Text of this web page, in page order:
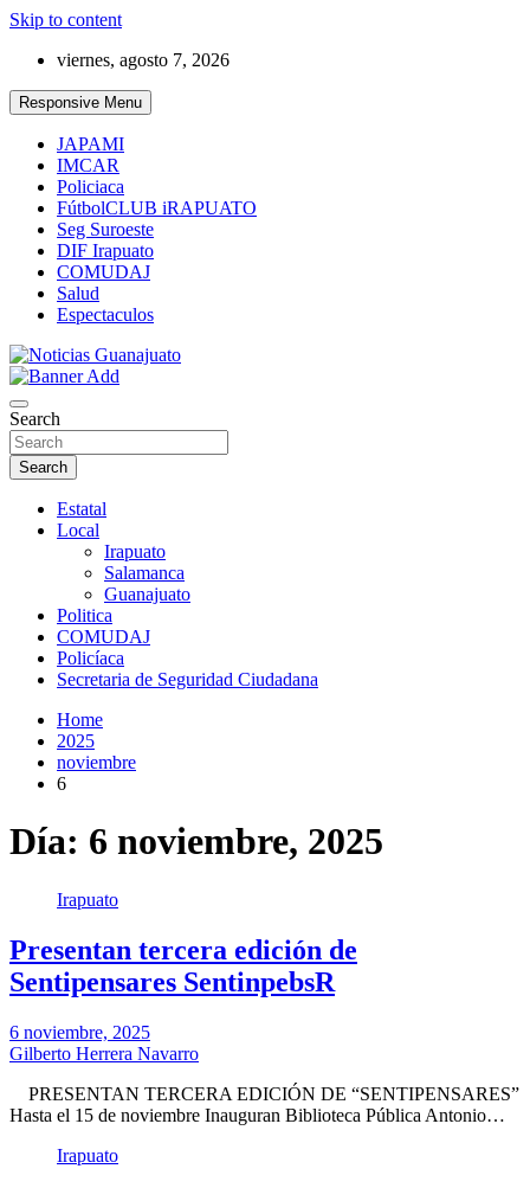
Skip to content
viernes, agosto 7, 2026
Responsive Menu
JAPAMI
IMCAR
Policiaca
FútbolCLUB iRAPUATO
Seg Suroeste
DIF Irapuato
COMUDAJ
Salud
Espectaculos
Noticias Guanajuato
Search
Search
Estatal
Local
Irapuato
Salamanca
Guanajuato
Politica
COMUDAJ
Policíaca
Secretaria de Seguridad Ciudadana
Home
2025
noviembre
6
Día: 6 noviembre, 2025
Irapuato
Presentan tercera edición de
Sentipensares SentinpebsR
6 noviembre, 2025
Gilberto Herrera Navarro
PRESENTAN TERCERA EDICIÓN DE “SENTIPENSARES”
Hasta el 15 de noviembre Inauguran Biblioteca Pública Antonio…
Irapuato